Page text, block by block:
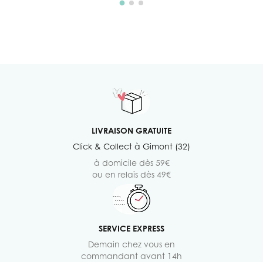
LIVRAISON GRATUITE
Click & Collect à Gimont (32)
à domicile dès 59€
ou en relais dès 49€
SERVICE EXPRESS
Demain chez vous en
commandant avant 14h